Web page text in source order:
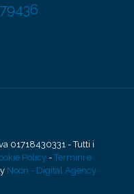
01718430331 - Tutti i
Policy - Termini e
Noon - Digital Agency